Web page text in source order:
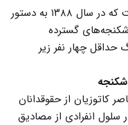
بازداشتگاه کهریزک دیگر بازداشتگاهی است که در سال ۱۳۸۸ به دستور
گسترده
سال ۸۸ که به مرگ حداقل چهار نفر زیر
کاتوزیان از حقوقدانان
سلول انفرادی از مصادیق